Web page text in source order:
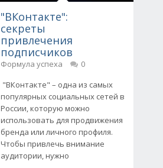
"ВКонтакте":
секреты
привлечения
подписчиков
Формула успеха
0
"ВКонтакте" – одна из самых
популярных социальных сетей в
России, которую можно
использовать для продвижения
бренда или личного профиля.
Чтобы привлечь внимание
аудитории, нужно